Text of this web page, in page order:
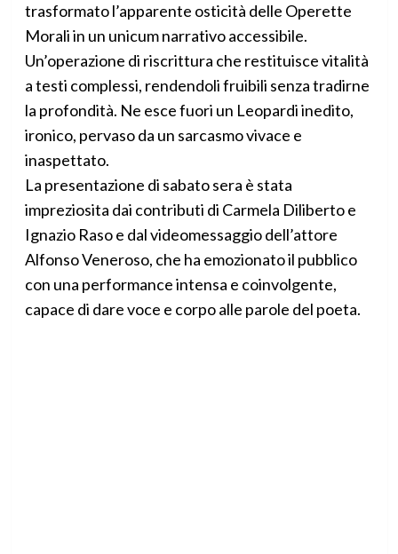
trasformato l’apparente osticità delle Operette
Morali in un unicum narrativo accessibile.
Un’operazione di riscrittura che restituisce vitalità
a testi complessi, rendendoli fruibili senza tradirne
la profondità. Ne esce fuori un Leopardi inedito,
ironico, pervaso da un sarcasmo vivace e
inaspettato.
La presentazione di sabato sera è stata
impreziosita dai contributi di Carmela Diliberto e
Ignazio Raso e dal videomessaggio dell’attore
Alfonso Veneroso, che ha emozionato il pubblico
con una performance intensa e coinvolgente,
capace di dare voce e corpo alle parole del poeta.